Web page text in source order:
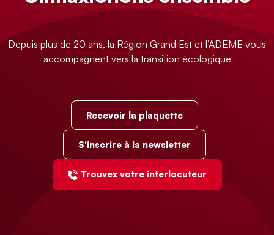
Depuis plus de 20 ans, la Région Grand Est et l’ADEME vous
accompagnent vers la transition écologique
Recevoir la plaquette
S'inscrire à la newsletter
Trouvez votre interlocuteur